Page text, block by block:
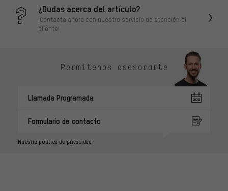
¿Dudas acerca del artículo?
¡Contacta ahora con nuestro servicio de atención al
cliente!
Permítenos asesorarte
Llamada Programada
Formulario de contacto
Nuestra política de privacidad